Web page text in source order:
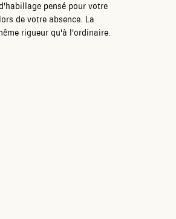
pensé pour votre
de votre absence. La
rigueur qu'à l'ordinaire.